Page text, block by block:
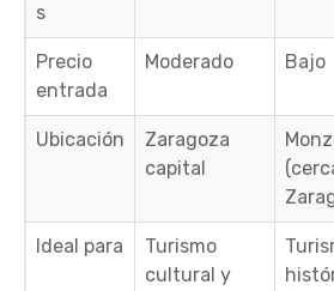
s
Precio
entrada
Moderado Bajo
Ubicación
Zaragoza
capital
Ideal para
Turismo
cultural y